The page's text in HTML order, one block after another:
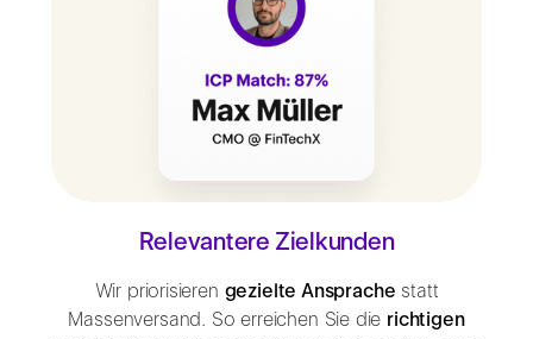
Relevantere Zielkunden
Wir priorisieren gezielte Ansprache statt
Massenversand. So erreichen Sie die richtigen